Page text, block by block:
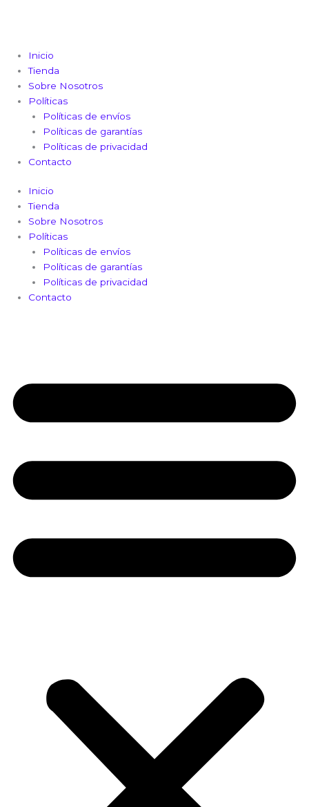
Inicio
Tienda
Sobre Nosotros
Políticas
Políticas de envíos
Políticas de garantías
Políticas de privacidad
Contacto
Inicio
Tienda
Sobre Nosotros
Políticas
Políticas de envíos
Políticas de garantías
Políticas de privacidad
Contacto